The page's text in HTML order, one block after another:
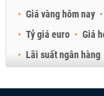
Giá vàng hôm nay
Tỷ giá euro
Giá
Lãi suất ngân hàng